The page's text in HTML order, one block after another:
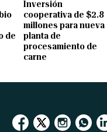
de
Inversión
cooperativa de $2.8
millones para nueva
planta de
procesamiento de
carne